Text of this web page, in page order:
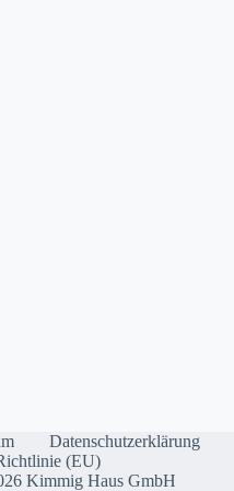
Datenschutzerklärung
(EU)
Kimmig Haus GmbH